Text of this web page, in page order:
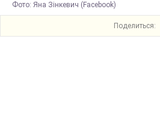
Фото: Яна Зінкевич (Facebook)
Поделиться: